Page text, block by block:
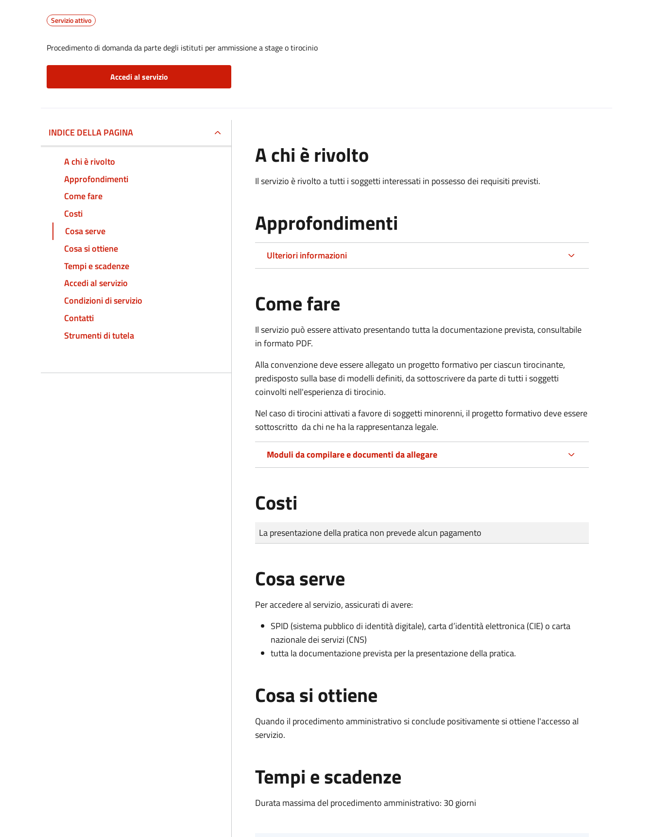
Servizio attivo
Procedimento di domanda da parte degli istituti per ammissione a stage o tirocinio
Accedi al servizio
INDICE DELLA PAGINA
A chi è rivolto
Approfondimenti
Come fare
Costi
Cosa serve
Cosa si ottiene
Tempi e scadenze
Accedi al servizio
Condizioni di servizio
Contatti
Strumenti di tutela
A chi è rivolto
Il servizio è rivolto a tutti i soggetti interessati in possesso dei requisiti previsti.
Approfondimenti
Ulteriori informazioni
Come fare
Il servizio può essere attivato presentando tutta la documentazione prevista, consultabile
in formato PDF.
Alla convenzione deve essere allegato un progetto formativo per ciascun tirocinante,
predisposto sulla base di modelli definiti, da sottoscrivere da parte di tutti i soggetti
coinvolti nell'esperienza di tirocinio.
Nel caso di tirocini attivati a favore di soggetti minorenni, il progetto formativo deve essere
sottoscritto da chi ne ha la rappresentanza legale.
Moduli da compilare e documenti da allegare
Costi
Tipo di pagamento
Importo
La presentazione della pratica non prevede alcun pagamento
Cosa serve
Per accedere al servizio, assicurati di avere:
SPID (sistema pubblico di identità digitale), carta d’identità elettronica (CIE) o carta
nazionale dei servizi (CNS)
tutta la documentazione prevista per la presentazione della pratica.
Cosa si ottiene
Quando il procedimento amministrativo si conclude positivamente si ottiene l'accesso al
servizio.
Tempi e scadenze
Durata massima del procedimento amministrativo: 30 giorni